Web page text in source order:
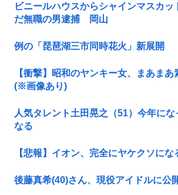
ビニールハウスからシャインマスカッ
だ無職の男逮捕 岡山
例の「琵琶湖三市同時花火」新展開
【衝撃】昭和のヤンキー女、まあま
(※画像あり)
人気タレント土田晃之（51）今年にな
なる
【悲報】イオン、完全にヤケクソにな
後藤真希(40)さん、現役アイドルに公